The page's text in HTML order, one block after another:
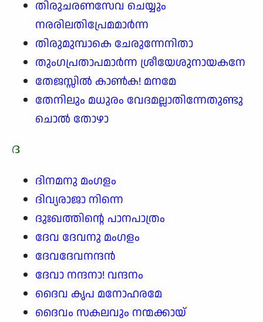
തിരുചരണസേവ ചെയ്യും
നരരിലതിപ്രേമമാർന്ന
തിരുമുമ്പാകെ ചേരുന്നേനിതാ
തുംഗപ്രതാപമാർന്ന ശ്രീയേശുനായകനേ
തേജസ്സിൽ കാൺക! മനമേ
തേനിലും മധുരം വേദമല്ലാതിന്നേതുണ്ടു
ചൊൽ തോഴാ
ദ
ദിനമനു മംഗളം
ദിവ്യരാജാ നിന്നെ
ദുഃഖത്തിന്റെ പാനപാത്രം
ദേവ ദേവനു മംഗളം
ദേവദേവനന്ദൻ
ദേവാ നന്ദനാ! വന്ദനം
ദൈവ കൃപ മനോഹരമേ
ദൈവം സകലവും നന്മക്കായ്